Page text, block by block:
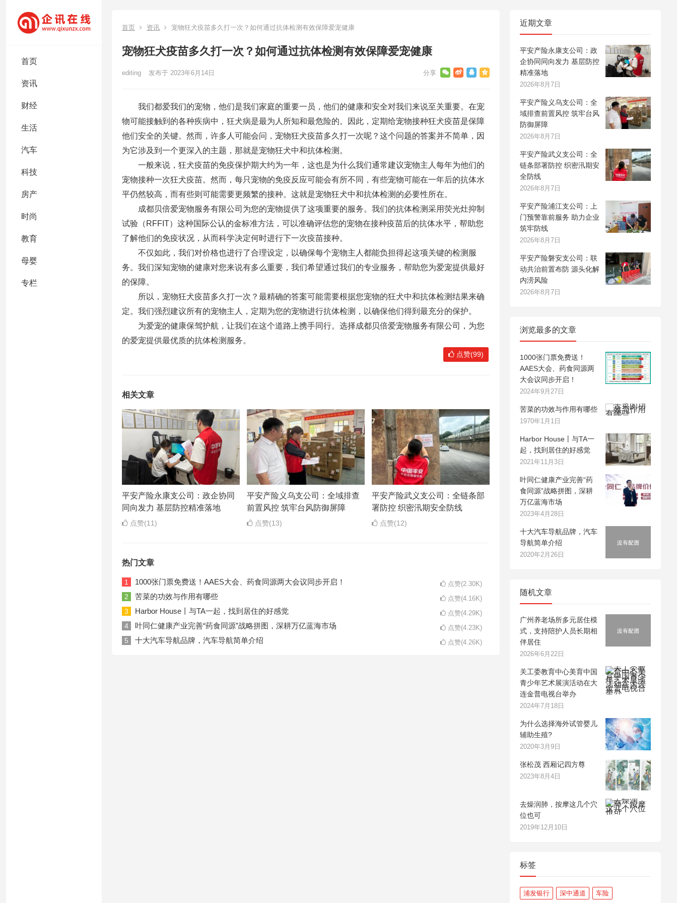
首页
资讯
财经
生活
汽车
科技
房产
时尚
教育
母婴
专栏
首页 资讯 宠物狂犬疫苗多久打一次？如何通过抗体检测有效保障爱宠健康
宠物狂犬疫苗多久打一次？如何通过抗体检测有效保障爱宠健康
editing 发布于 2023年6月14日
我们都爱我们的宠物，他们是我们家庭的重要一员，他们的健康和安全对我们来说至关重要。在宠
物可能接触到的各种疾病中，狂犬病是最为人所知和最危险的。因此，定期给宠物接种狂犬疫苗是保障
他们安全的关键。然而，许多人可能会问，宠物狂犬疫苗多久打一次呢？这个问题的答案并不简单，因
为它涉及到一个更深入的主题，那就是宠物狂犬中和抗体检测。
一般来说，狂犬疫苗的免疫保护期大约为一年，这也是为什么我们通常建议宠物主人每年为他们的
宠物接种一次狂犬疫苗。然而，每只宠物的免疫反应可能会有所不同，有些宠物可能在一年后的抗体水
平仍然较高，而有些则可能需要更频繁的接种。这就是宠物狂犬中和抗体检测的必要性所在。
成都贝倍爱宠物服务有限公司为您的宠物提供了这项重要的服务。我们的抗体检测采用荧光灶抑制
试验（RFFIT）这种国际公认的金标准方法，可以准确评估您的宠物在接种疫苗后的抗体水平，帮助您
了解他们的免疫状况，从而科学决定何时进行下一次疫苗接种。
不仅如此，我们对价格也进行了合理设定，以确保每个宠物主人都能负担得起这项关键的检测服
务。我们深知宠物的健康对您来说有多么重要，我们希望通过我们的专业服务，帮助您为爱宠提供最好
的保障。
所以，宠物狂犬疫苗多久打一次？最精确的答案可能需要根据您宠物的狂犬中和抗体检测结果来确
定。我们强烈建议所有的宠物主人，定期为您的宠物进行抗体检测，以确保他们得到最充分的保护。
为爱宠的健康保驾护航，让我们在这个道路上携手同行。选择成都贝倍爱宠物服务有限公司，为您
的爱宠提供最优质的抗体检测服务。
点赞(99)
相关文章
平安产险永康支公司：政企协同
同向发力 基层防控精准落地
点赞(11)
平安产险义乌支公司：全域排查
前置风控 筑牢台风防御屏障
点赞(13)
平安产险武义支公司：全链条部
署防控 织密汛期安全防线
点赞(12)
热门文章
1 1000张门票免费送！AAES大会、药食同源两大会议同步开启！ 点赞(2.30K)
2 苦菜的功效与作用有哪些 点赞(4.16K)
3 Harbor House丨与TA一起，找到居住的好感觉 点赞(4.29K)
4 叶同仁健康产业完善“药食同源”战略拼图，深耕万亿蓝海市场 点赞(4.23K)
5 十大汽车导航品牌，汽车导航简单介绍 点赞(4.26K)
近期文章
平安产险永康支公司：政
企协同同向发力 基层防控
精准落地
2026年8月7日
平安产险义乌支公司：全
域排查前置风控 筑牢台风
防御屏障
2026年8月7日
平安产险武义支公司：全
链条部署防控 织密汛期安
全防线
2026年8月7日
平安产险浦江支公司：上
门预警靠前服务 助力企业
筑牢防线
2026年8月7日
平安产险磐安支公司：联
动共治前置布防 源头化解
内涝风险
2026年8月7日
浏览最多的文章
1000张门票免费送！
AAES大会、药食同源两
大会议同步开启！
2024年9月27日
苦菜的功效与作用有哪些
1970年1月1日
Harbor House丨与TA一
起，找到居住的好感觉
2021年11月3日
叶同仁健康产业完善“药
食同源”战略拼图，深耕
万亿蓝海市场
2023年4月28日
十大汽车导航品牌，汽车
导航简单介绍
2020年2月26日
随机文章
广州养老场所多元居住模
式，支持陪护人员长期相
伴居住
2026年6月22日
关工委教育中心美育中国
青少年艺术展演活动在大
连金普电视台举办
2024年7月18日
为什么选择海外试管婴儿
辅助生殖?
2020年3月9日
张松茂 西厢记四方尊
2023年8月4日
去燥润肺，按摩这几个穴
位也可
2019年12月10日
标签
浦发银行 深中通道 车险